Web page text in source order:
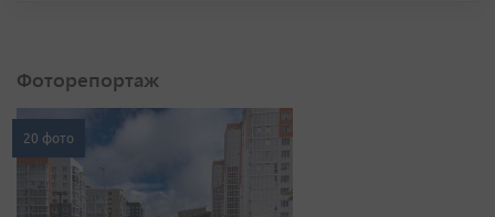
Фоторепортаж
20 фото